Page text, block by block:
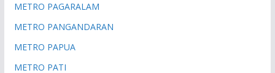
METRO PAGARALAM
METRO PANGANDARAN
METRO PAPUA
METRO PATI